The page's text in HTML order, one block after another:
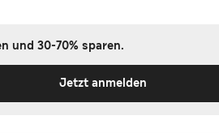
und 30-70% sparen.
Jetzt anmelden